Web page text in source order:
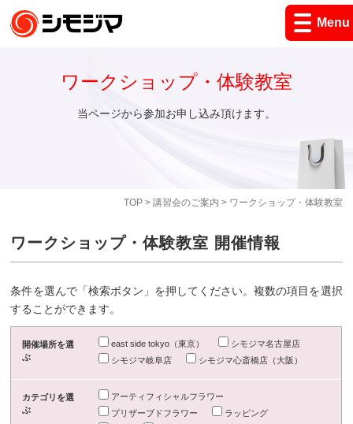
Menu
TOP> 講習会のご案内 > ワークショップ・体験教室
ワークショップ・体験教室
当ページから参加お申し込み頂けます。
ワークショップ・体験教室 開催情報
条件を選んで「検索ボタン」を押してください。複数の項目を選択
することができます。
開催場所を選
ぶ
east side tokyo（東京）
シモジマ名古屋店
シモジマ岐阜店
シモジマ心斎橋店（大阪）
カテゴリを選
ぶ
アーティフィシャルフラワー
プリザーブドフラワー
ラッピング